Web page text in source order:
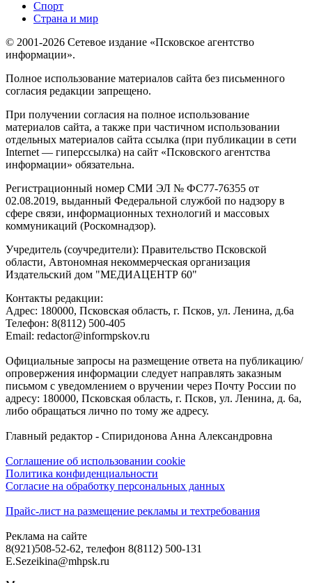
Спорт
Страна и мир
© 2001-2026 Сетевое издание «Псковское агентство
информации».
Полное использование материалов сайта без письменного
согласия редакции запрещено.
При получении согласия на полное использование
материалов сайта, а также при частичном использовании
отдельных материалов сайта ссылка (при публикации в сети
Internet — гиперссылка) на сайт «Псковского агентства
информации» обязательна.
Регистрационный номер СМИ ЭЛ № ФС77-76355 от
02.08.2019, выданный Федеральной службой по надзору в
сфере связи, информационных технологий и массовых
коммуникаций (Роскомнадзор).
Учредитель (соучредители): Правительство Псковской
области, Автономная некоммерческая организация
Издательский дом "МЕДИАЦЕНТР 60"
Контакты редакции:
Адреc: 180000, Псковская область, г. Псков, ул. Ленина, д.6а
Телефон: 8(8112) 500-405
Email: redactor@informpskov.ru
Официальные запросы на размещение ответа на публикацию/
опровержения информации следует направлять заказным
письмом с уведомлением о вручении через Почту России по
адресу: 180000, Псковская область, г. Псков, ул. Ленина, д. 6а,
либо обращаться лично по тому же адресу.
Главный редактор - Спиридонова Анна Александровна
Соглашение об использовании cookie
Политика конфиденциальности
Согласие на обработку персональных данных
Прайс-лист на размещение рекламы и техтребования
Реклама на сайте
8(921)508-52-62, телефон 8(8112) 500-131
E.Sezeikina@mhpsk.ru